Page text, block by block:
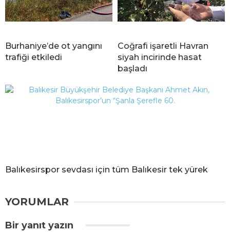
Burhaniye’de ot yangını
trafiği etkiledi
Coğrafi işaretli Havran
siyah incirinde hasat
başladı
Balıkesirspor sevdası için tüm Balıkesir tek yürek
YORUMLAR
Bir yanıt yazın